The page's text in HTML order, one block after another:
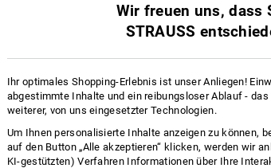
Alle Details
Wir freuen uns, dass
STRAUSS
Ihr optimales Shopping-Erlebnis ist unser Anliegen!
abgestimmte Inhalte und ein reibungsloser Ablauf -
weiterer, von uns eingesetzter Technologien.
Um Ihnen personalisierte Inhalte anzeigen zu können,
auf den Button „Alle akzeptieren“ klicken, werden wir
KI-gestützten) Verfahren Informationen über Ihre